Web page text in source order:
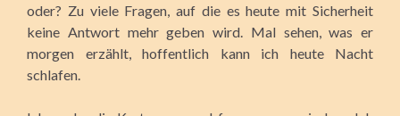
oder? Zu viele Fragen, auf die es heute mit Sicherheit
keine Antwort mehr geben wird. Mal sehen, was er
morgen erzählt, hoffentlich kann ich heute Nacht
schlafen.